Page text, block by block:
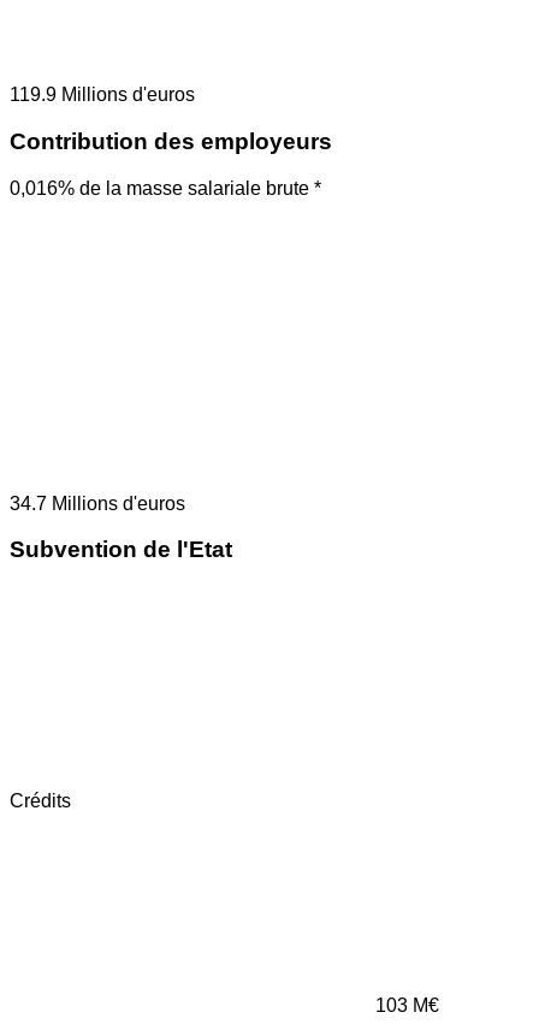
119.9 Millions d'euros
Contribution des employeurs
0,016% de la masse salariale brute *
34.7 Millions d'euros
Subvention de l'Etat
Crédits
103 M€